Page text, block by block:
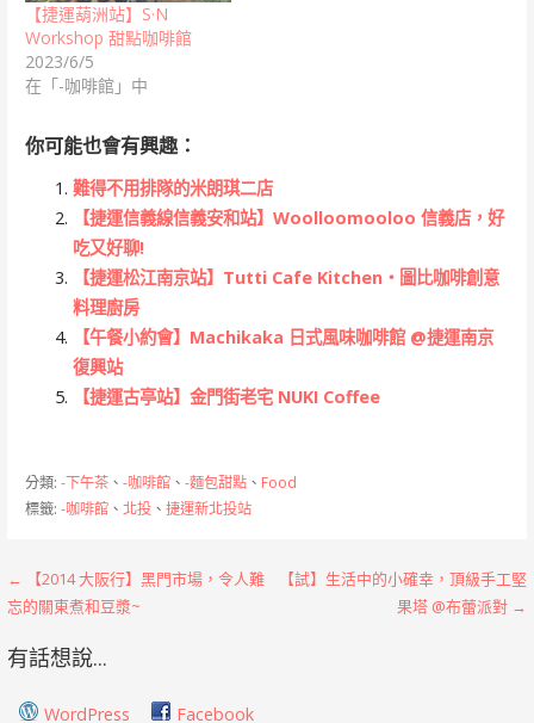
【捷運葫洲站】S·N
Workshop 甜點咖啡館
2023/6/5
在「-咖啡館」中
你可能也會有興趣：
難得不用排隊的米朗琪二店
【捷運信義線信義安和站】Woolloomooloo 信義店，好
吃又好聊!
【捷運松江南京站】Tutti Cafe Kitchen‧圖比咖啡創意
料理廚房
【午餐小約會】Machikaka 日式風味咖啡館 @捷運南京
復興站
【捷運古亭站】金門街老宅 NUKI Coffee
分類: -下午茶、 -咖啡館、 -麵包甜點、 Food
標籤: -咖啡館、 北投、 捷運新北投站
文
章
導
覽
← 【2014 大阪行】黑門市場，令人難
忘的關東煮和豆漿~
【試】生活中的小確幸，頂級手工堅
果塔 @布蕾派對 →
有話想說...
WordPress Facebook